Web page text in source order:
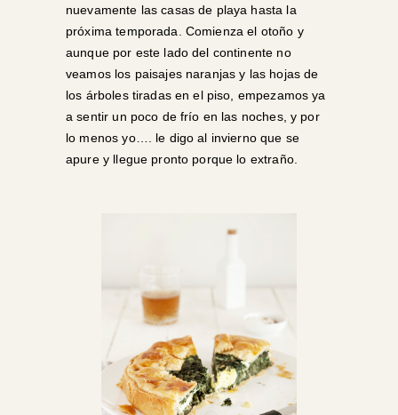
nuevamente las casas de playa hasta la
próxima temporada. Comienza el otoño y
aunque por este lado del continente no
veamos los paisajes naranjas y las hojas de
los árboles tiradas en el piso, empezamos ya
a sentir un poco de frío en las noches, y por
lo menos yo…. le digo al invierno que se
apure y llegue pronto porque lo extraño.